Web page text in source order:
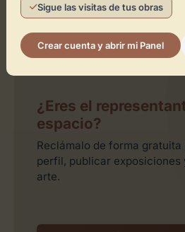
Leaflet
¿Eres el
espacio?
Reclámalo de forma
perfil, publicar exposiciones
arte.
Sigue las visitas de tus obras
Crear cuenta y abrir mi Panel